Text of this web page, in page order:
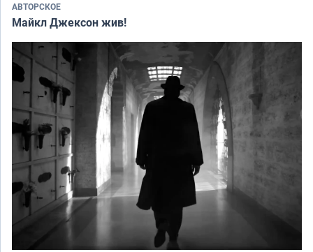
АВТОРСКОЕ
Майкл Джексон жив!